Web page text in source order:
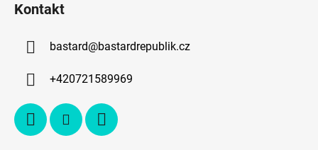
Kontakt
bastard@bastardrepublik.cz
+420721589969